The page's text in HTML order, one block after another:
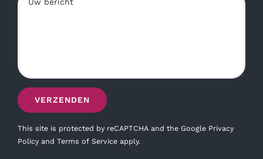
This site is protected by reCAPTCHA and the Google Privacy
Policy and Terms of Service apply.